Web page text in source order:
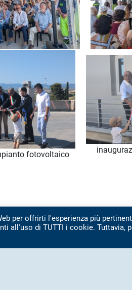
fotovoltaico
per offrirti l'esperienza più
all'uso di TUTTI i cookie. Tuttavia,